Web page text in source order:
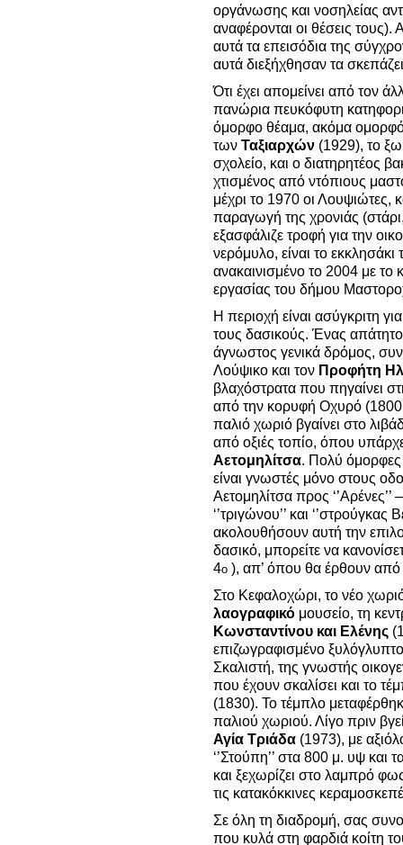
οργάνωσης και νοσηλείας
αναφέρονται οι θέσεις
αυτά τα επεισόδια της
αυτά διεξήχθησαν τα
Ότι έχει απομείνει από τον
πανώρια πευκόφυτη
όμορφο θέαμα, ακόμα
των Ταξιαρχών (1929), το
σχολείο, και ο διατηρητέος
χτισμένος από ντόπιους
μέχρι το 1970 οι Λουψιώτες,
παραγωγή της χρονιάς
εξασφάλιζε τροφή για την
νερόμυλο, είναι το εκκλησάκι
ανακαινισμένο το 2004 με το
εργασίας του δήμου
Η περιοχή είναι ασύγκριτη
τους δασικούς. Ένας
άγνωστος γενικά δρόμος,
Λούψικο και τον Προφήτη
βλαχόστρατα που πηγαίνει
από την κορυφή Οχυρό (1800
παλιό χωριό βγαίνει στο
από οξιές τοπίο, όπου
Αετομηλίτσα. Πολύ όμορφες
είναι γνωστές μόνο στους
Αετομηλίτσα προς
‘’τριγώνου’’ και
ακολουθήσουν αυτή την
δασικό, μπορείτε να
4ο ), απ’ όπου θα έρθουν
Στο Κεφαλοχώρι, το νέο
λαογραφικό μουσείο, τη
Κωνσταντίνου και Ελένης
επιζωγραφισμένο
Σκαλιστή, της γνωστής
που έχουν σκαλίσει και το
(1830). Το τέμπλο
παλιού χωριού. Λίγο πριν
Αγία Τριάδα (1973), με
‘’Στούπη’’ στα 800 μ. υψ και
και ξεχωρίζει στο λαμπρό
τις κατακόκκινες
Σε όλη τη διαδρομή, σας
που κυλά στη φαρδιά κοίτη